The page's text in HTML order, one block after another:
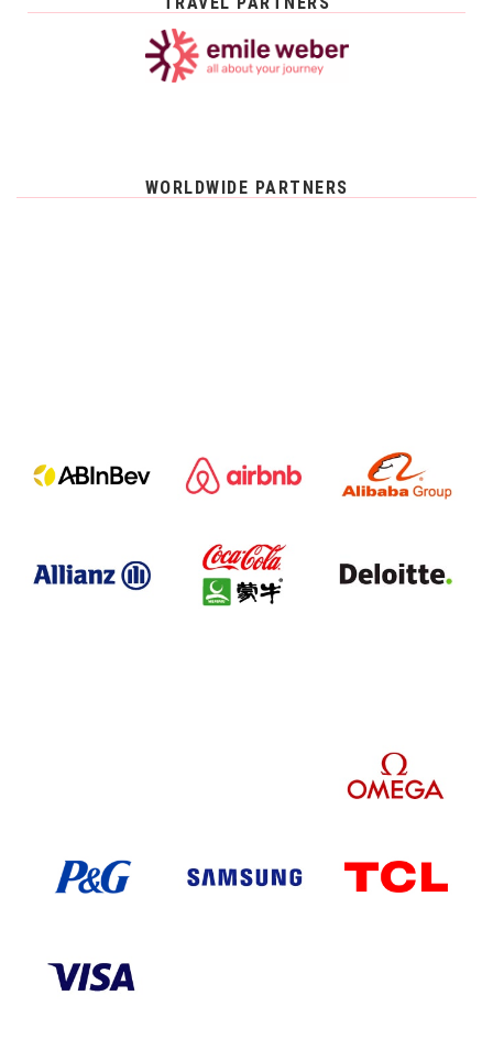
WORLDWIDE PARTNERS